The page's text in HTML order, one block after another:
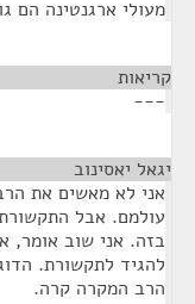
מעולי ארגנטינה הם
קריאות
---
יגאל יאסינוב
אני לא מאשים את
עולמם. אבל
בזה. אני שוב אומר,
להגיד לתקשורת.
הרב המקרה קרה.